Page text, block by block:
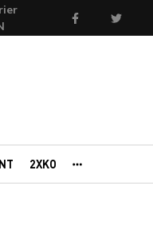
FacebookTwitter
2XKO